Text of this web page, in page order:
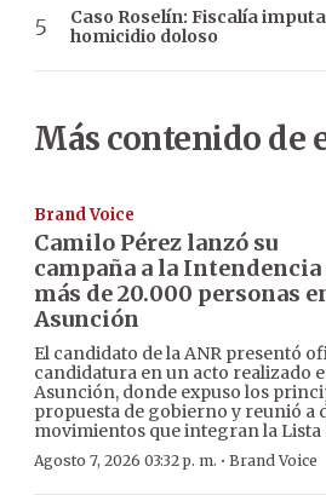
Caso Roselín: Fiscalía
homicidio doloso
Más contenido de
Brand Voice
Camilo Pérez lanzó su
campaña a la
más de 20.000 personas
Asunción
El candidato de la ANR presentó
candidatura en un acto realizado
Asunción, donde expuso los
propuesta de gobierno y reunió a
movimientos que integran la Lista
Agosto 7, 2026 03:32 p. m. · Brand Voice